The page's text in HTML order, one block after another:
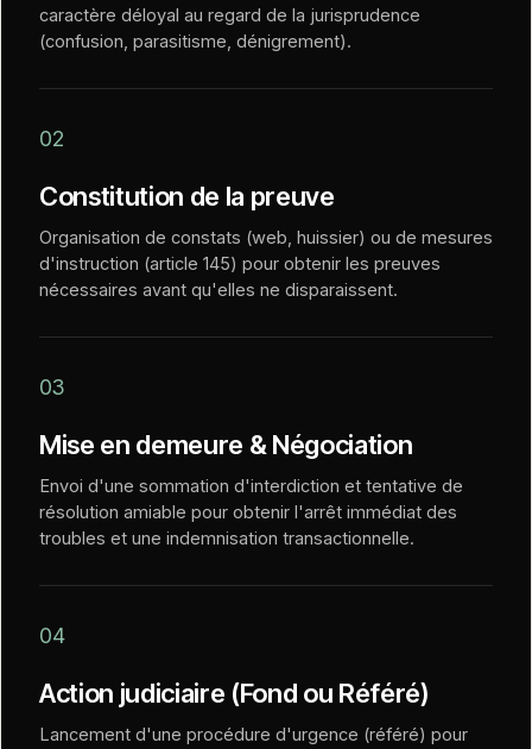
caractère déloyal au regard de la jurisprudence
(confusion, parasitisme, dénigrement).
02
Constitution de la preuve
Organisation de constats (web, huissier) ou de mesures
d'instruction (article 145) pour obtenir les preuves
nécessaires avant qu'elles ne disparaissent.
03
Mise en demeure & Négociation
Envoi d'une sommation d'interdiction et tentative de
résolution amiable pour obtenir l'arrêt immédiat des
troubles et une indemnisation transactionnelle.
04
Action judiciaire (Fond ou Référé)
Lancement d'une procédure d'urgence (référé) pour